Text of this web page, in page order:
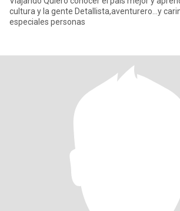
cultura y la gente Detallista,aventurero...y
especiales personas